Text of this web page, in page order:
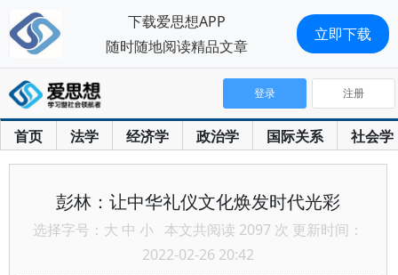
首页 法学 经济学 政治学 国际关系 社会学
登录 注册
彭林：让中华礼仪文化焕发时代光彩
选择字号： 大 中 小 本文共阅读 2097 次 更新时间：
2022-02-26 20:42
下载爱思想APP
随时随地阅读精品文章
立即下载